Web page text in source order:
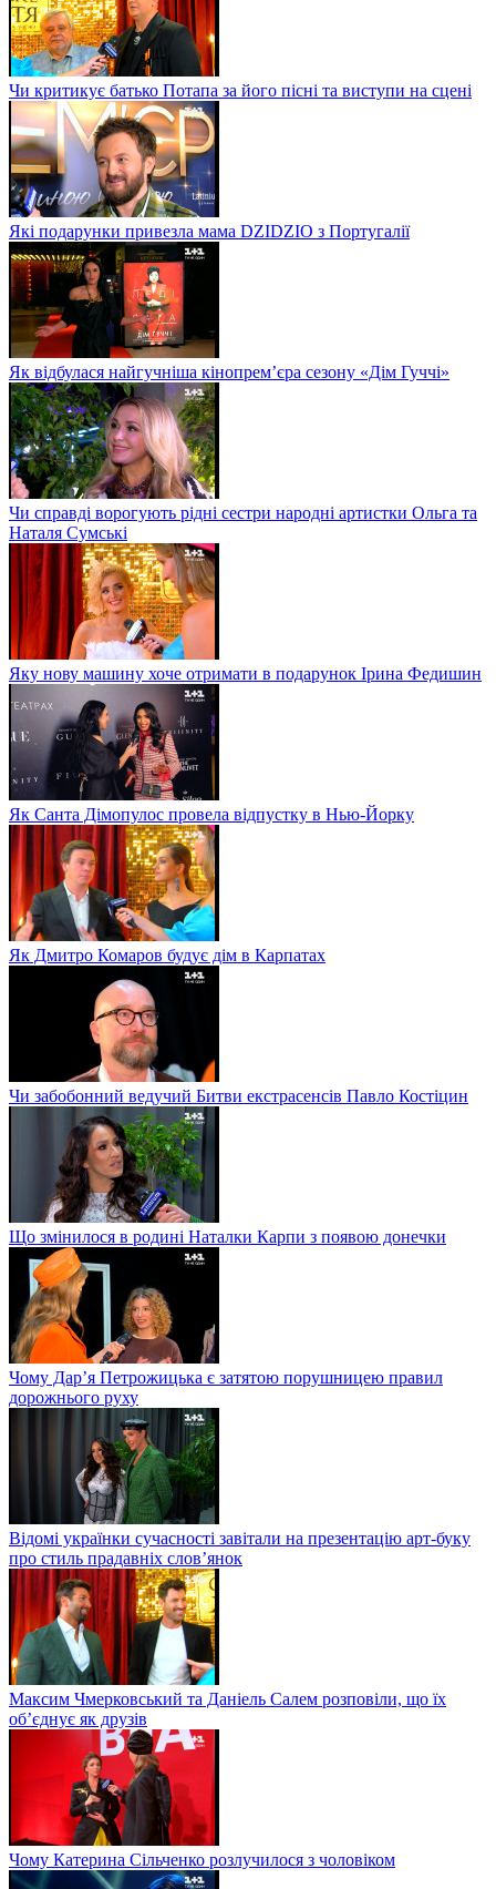
Чи критикує батько Потапа за його пісні та виступи на сцені
Які подарунки привезла мама DZIDZIO з Португалії
Як відбулася найгучніша кінопрем’єра сезону «Дім Гуччі»
Чи справді ворогують рідні сестри народні артистки Ольга та
Наталя Сумські
Яку нову машину хоче отримати в подарунок Ірина Федишин
Як Санта Дімопулос провела відпустку в Нью-Йорку
Як Дмитро Комаров будує дім в Карпатах
Чи забобонний ведучий Битви екстрасенсів Павло Костіцин
Що змінилося в родині Наталки Карпи з появою донечки
Чому Дар’я Петрожицька є затятою порушницею правил
дорожнього руху
Відомі українки сучасності завітали на презентацію арт-буку
про стиль прадавніх слов’янок
Максим Чмерковський та Даніель Салем розповіли, що їх
об’єднує як друзів
Чому Катерина Сільченко розлучилося з чоловіком